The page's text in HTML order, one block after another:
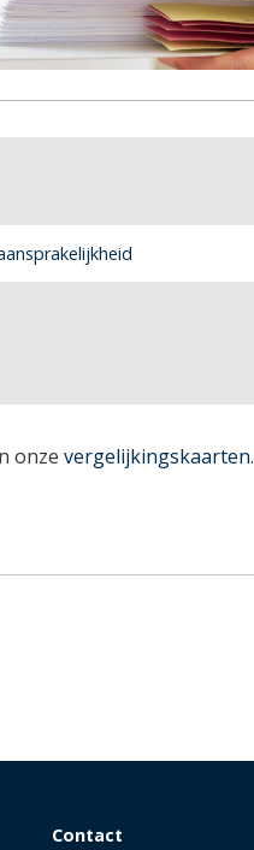
onze vergelijkingskaarten.
Contact